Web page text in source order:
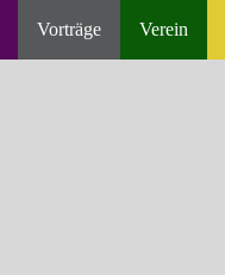
Vorträge Verein